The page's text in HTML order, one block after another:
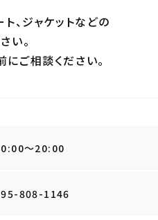
、ジャケットなどの
い。
ご相談ください。
～20:00
808-1146